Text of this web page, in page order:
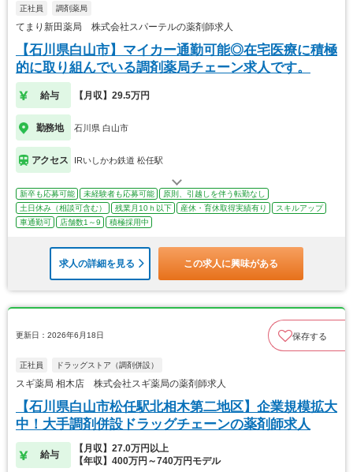
正社員 調剤薬局
てまり新田薬局 株式会社スパーテルの薬剤師求人
【石川県白山市】マイカー通勤可能◎在宅医療に積極
的に取り組んでいる調剤薬局チェーン求人です。
給与 【月収】29.5万円
勤務地 石川県 白山市
アクセス IRいしかわ鉄道 松任駅
新卒も応募可能 未経験者も応募可能
原則、引越しを伴う転勤なし
土日休み（相談可含む）
残業月10ｈ以下 産休・育休取得実績有り
スキルアップ
車通勤可
店舗数1～9 積極採用中
求人の詳細を見る この求人に興味がある
更新日：2026年6月18日 保存する
正社員 ドラッグストア（調剤併設）
スギ薬局 相木店 株式会社スギ薬局の薬剤師求人
【石川県白山市松任駅北相木第二地区】企業規模拡大
中！大手調剤併設ドラッグチェーンの薬剤師求人
給与
【月収】27.0万円以上
【年収】400万円～740万円モデル